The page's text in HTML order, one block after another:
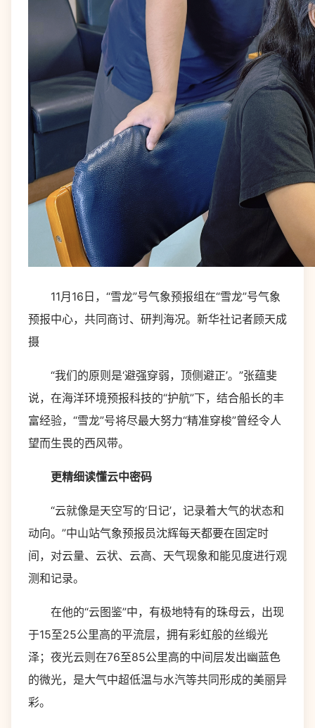
11月16日，“雪龙”号气象预报组在“雪龙”号气象
预报中心，共同商讨、研判海况。新华社记者顾天成
摄
“我们的原则是‘避强穿弱，顶侧避正’。”张蕴斐
说，在海洋环境预报科技的“护航”下，结合船长的丰
富经验，“雪龙”号将尽最大努力“精准穿梭”曾经令人
望而生畏的西风带。
更精细读懂云中密码
“云就像是天空写的‘日记’，记录着大气的状态和
动向。”中山站气象预报员沈辉每天都要在固定时
间，对云量、云状、云高、天气现象和能见度进行观
测和记录。
在他的“云图鉴”中，有极地特有的珠母云，出现
于15至25公里高的平流层，拥有彩虹般的丝缎光
泽；夜光云则在76至85公里高的中间层发出幽蓝色
的微光，是大气中超低温与水汽等共同形成的美丽异
彩。